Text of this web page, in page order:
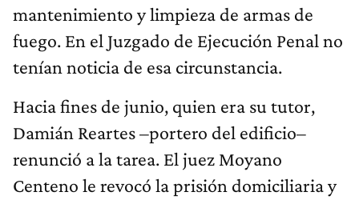
mantenimiento y limpieza de armas de
fuego. En el Juzgado de Ejecución Penal no
tenían noticia de esa circunstancia.
Hacia fines de junio, quien era su tutor,
Damián Reartes –portero del edificio–
renunció a la tarea. El juez Moyano
Centeno le revocó la prisión domiciliaria y